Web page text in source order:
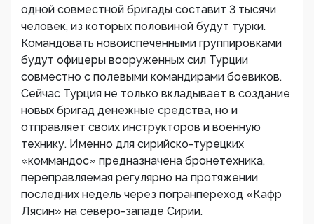
одной совместной бригады составит 3 тысячи
человек, из которых половиной будут турки.
Командовать новоиспеченными группировками
будут офицеры вооруженных сил Турции
совместно с полевыми командирами боевиков.
Сейчас Турция не только вкладывает в создание
новых бригад денежные средства, но и
отправляет своих инструкторов и военную
технику. Именно для сирийско-турецких
«коммандос» предназначена бронетехника,
переправляемая регулярно на протяжении
последних недель через погранпереход «Кафр
Лясин» на северо-западе Сирии.